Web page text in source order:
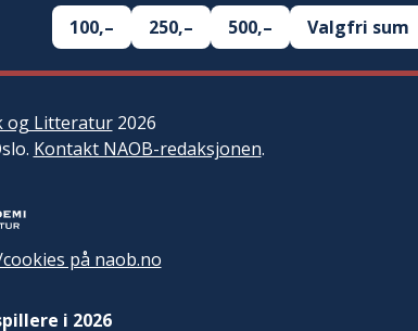
100,– 250,– 500,– Valgfri sum
og Litteratur2026
Kontakt NAOB-redaksjonen.
på naob.no
i 2026